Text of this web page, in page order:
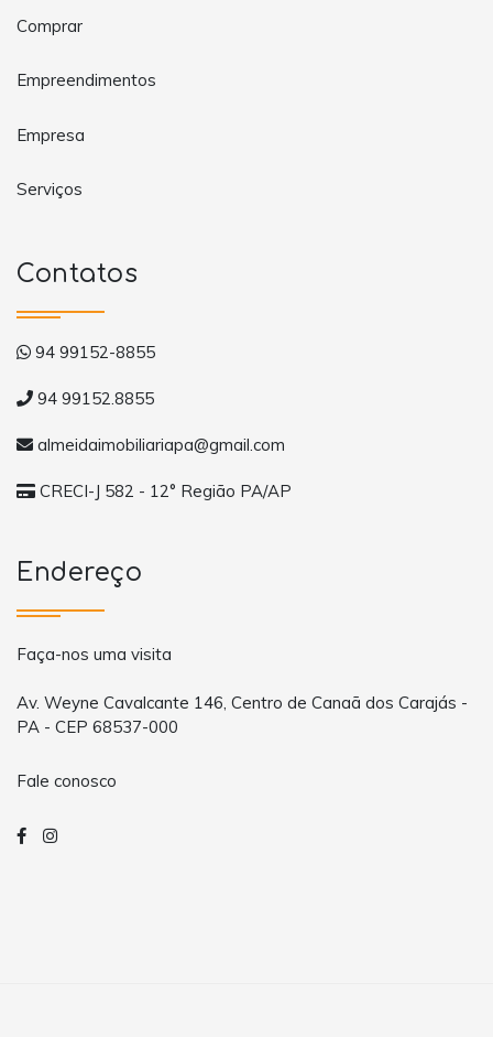
Comprar
Empreendimentos
Empresa
Serviços
Contatos
94 99152-8855
94 99152.8855
almeidaimobiliariapa@gmail.com
CRECI-J 582 - 12° Região PA/AP
Endereço
Faça-nos uma visita
Av. Weyne Cavalcante 146, Centro de Canaã dos Carajás -
PA - CEP 68537-000
Fale conosco